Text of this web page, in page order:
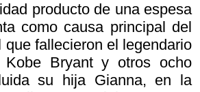
producto de una espesa
como causa principal del
que fallecieron el legendario
Kobe Bryant y otros ocho
su hija Gianna, en la